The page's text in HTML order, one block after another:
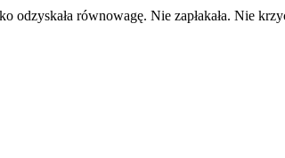
odzyskała równowagę. Nie zapłakała. Nie